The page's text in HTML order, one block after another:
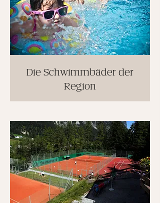
Die Schwimmbäder der
Region